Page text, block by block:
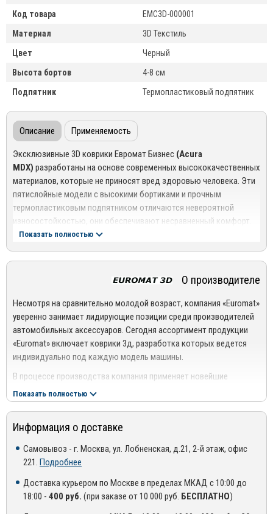
Код товара
EMC3D-000001
Материал
3D Текстиль
Цвет
Черный
Высота бортов
4-8 см
Подпятник
Термопластиковый подпятник
Описание Применяемость
Эксклюзивные 3D коврики Евромат Бизнес (Acura
MDX) разработаны на основе современных высококачественных
материалов, которые не приносят вред здоровью человека. Эти
пятислойные модели с высокими бортиками и прочным
термопластиковым подпятником отличаются невероятной
износостойкостью, они обеспечивают несравненный комфорт.
Каждый коврик выполнен по индивидуальным лекалам, что
Евромат Бизнес обладают замечательными термо-, гидро- и
звукоизоляционными свойствами. Соединение текстильных и
полиуретановых компонентов позволяют их использовать в
автомобиле круглый год.
Инновационная продукция компании восхищает высокими
эксплуатационными параметрами, среди которых стоит
отметить чрезвычайную жесткость бортов изделий. Такая
влаги в салон автомобиля.
Коврики имеют пятислойную структуру и специальное
покрытие, благодаря которому они надежно фиксируются к
полу, не перемещаясь в процессе передвижения. Высокие
длительной эксплуатации ковриков.
великолепную теплоизоляцию и звуконепроницаемость.
Продукция компании способствует повышению комфорта
Показать полностью
О производителе
Несмотря на сравнительно молодой возраст, компания «Euromat»
уверенно занимает лидирующие позиции среди производителей
автомобильных аксессуаров. Сегодня ассортимент продукции
«Euromat» включает коврики 3д, разработка которых ведется
индивидуально под каждую модель машины.
В процессе производства компания применяет новейшие
технологические решения и современное оборудование. Это
позволяет производителю предлагать продукцию высокого
образца. Благодаря этому коврики «Euromat» обладают
стабильными эксплуатационными характеристиками, а также
способствуют поддержанию салона автомобиля в надлежащем
состоянии.
В компании постоянно ведутся маркетинговые исследования и
внедряются новые технологии. Это позволяет производителю
Показать полностью
Информация о доставке
Самовывоз - г. Москва, ул. Лобненская, д.21, 2-й этаж, офис
221. Подробнее
Доставка курьером по Москве в пределах МКАД с 10:00 до
18:00 - 400 руб. (при заказе от 10 000 руб. БЕСПЛАТНО)